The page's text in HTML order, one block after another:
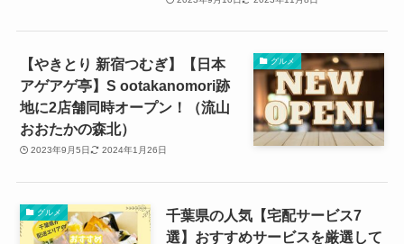
グルメ
【やきとり 新宿つむぎ】【日本
アゲアゲ亭】S ootakanomori跡
地に2店舗同時オープン！（流山
おおたかの森北）
2023年9月5日 2024年1月26日
グルメ
千葉県の人気【宅配サービス7
選】おすすめサービスを厳選して